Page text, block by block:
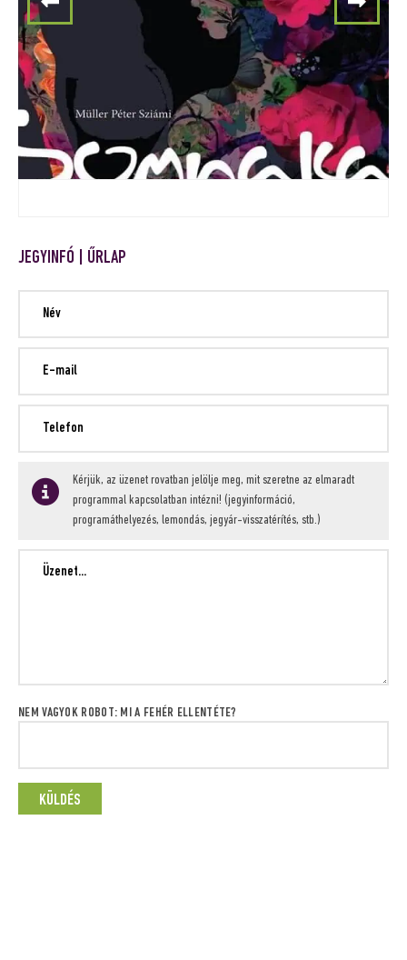
JEGYINFÓ | ŰRLAP
Kérjük, az üzenet rovatban jelölje meg, mit szeretne az elmaradt
programmal kapcsolatban intézni! (jegyinformáció,
programáthelyezés, lemondás, jegyár-visszatérítés, stb.)
NEM VAGYOK ROBOT: MI A FEHÉR ELLENTÉTE?